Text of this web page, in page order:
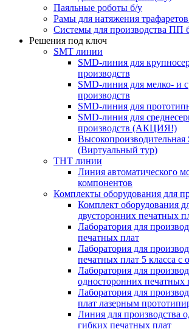
Паяльные роботы б/у
Рамы для натяжения
Системы для производства ПП
Решения под ключ
SMT линии
SMD-линия для
производств
SMD-линия для мелко- и
производств
SMD-линия для
SMD-линия для
производств (АКЦИЯ!)
(Виртуальный тур)
THT линии
Линия автоматического
компонентов
Комплекты оборудования для
Комплект оборудования
двусторонних печатных
Лаборатория для
печатных плат
Лаборатория для
печатных плат 5 класса с
Лаборатория для
односторонних печатных
Лаборатория для
плат лазерным
Линия для производства
гибких печатных плат